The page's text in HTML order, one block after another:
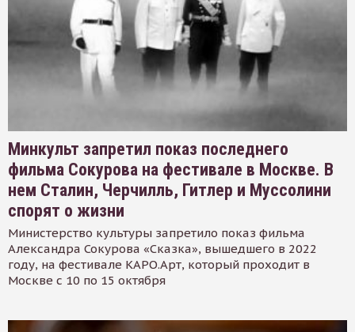
Минкульт запретил показ последнего
фильма Сокурова на фестивале в Москве. В
нем Сталин, Черчилль, Гитлер и Муссолини
спорят о жизни
Министерство культуры запретило показ фильма
Александра Сокурова «Сказка», вышедшего в 2022
году, на фестивале КАРО.Арт, который проходит в
Москве с 10 по 15 октября